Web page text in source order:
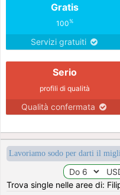
Gratis
100%
Servizi gratuiti
Serio
profili di qualità
Qualità confermata
Lavoriamo sodo per darti il
Trova single nelle aree di: